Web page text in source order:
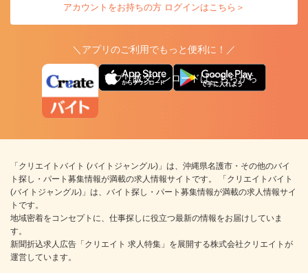
アカウントをお持ちの方 ログインはこちら＞
＼アプリのご利用でもっと便利に！／
アプリ版ダウンロードはこちらから
「クリエイトバイト (バイトジャングル)」は、沖縄県名護市・その他のバイ
ト探し・パート募集情報が満載の求人情報サイトです。 「クリエイトバイト
(バイトジャングル)」は、バイト探し・パート募集情報が満載の求人情報サイ
トです。
地域密着をコンセプトに、仕事探しに役立つ最新の情報をお届けしていま
す。
新聞折込求人広告「クリエイト 求人特集」を展開する株式会社クリエイトが
運営しています。